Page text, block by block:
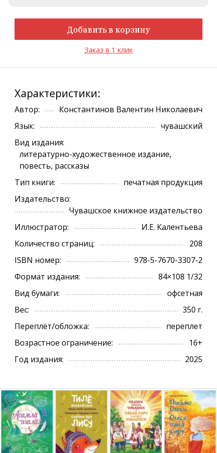
Добавить в корзину
Заказ в 1 клик
Характеристики:
Автор:
Константинов Валентин Николаевич
Язык:
чувашский
Вид издания:
литературно-художественное издание,
повесть, рассказы
Тип книги:
печатная продукция
Издательство:
Чувашское книжное издательство
Иллюстратор:
И.Е. Калентьева
Количество страниц:
208
ISBN номер:
978-5-7670-3307-2
Формат издания:
84×108 1/32
Вид бумаги:
офсетная
Вес:
350 г.
Переплёт/обложка:
переплет
Возрастное ограничение:
16+
Год издания:
2025